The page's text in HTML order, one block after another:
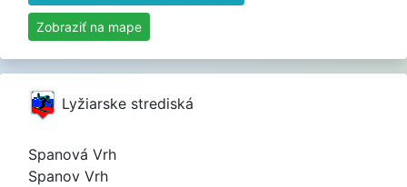
Zobraziť na mape
Lyžiarske strediská
Spanová Vrh
Spanov Vrh